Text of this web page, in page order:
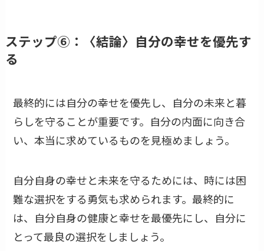
ステップ⑥：〈結論〉自分の幸せを優先す
る
最終的には自分の幸せを優先し、自分の未来と暮
らしを守ることが重要です。自分の内面に向き合
い、本当に求めているものを見極めましょう。
自分自身の幸せと未来を守るためには、時には困
難な選択をする勇気も求められます。最終的に
は、自分自身の健康と幸せを最優先にし、自分に
とって最良の選択をしましょう。